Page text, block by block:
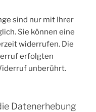
sind nur mit Ihrer
Sie können eine
widerrufen. Die
erfolgten
unberührt.
Datenerhebung